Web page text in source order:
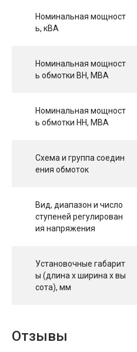
Номинальная мощност
ь, кВА
Номинальная мощност
ь обмотки ВН, МВА
Номинальная мощност
ь обмотки НН, МВА
Схема и группа соедин
ения обмоток
Вид, диапазон и число
ступеней регулирован
ия напряжения
Установочные габарит
ы (длина х ширина х вы
сота), мм
Отзывы